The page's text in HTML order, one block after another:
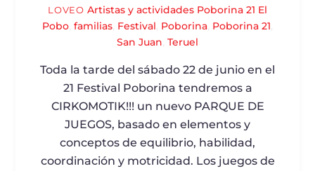
LOVEO Artistas y actividades Poborina 21 El
Pobo familias Festival Poborina Poborina 21
San Juan Teruel
Toda la tarde del sábado 22 de junio en el
21 Festival Poborina tendremos a
CIRKOMOTIK!!! un nuevo PARQUE DE
JUEGOS, basado en elementos y
conceptos de equilibrio, habilidad,
coordinación y motricidad. Los juegos de